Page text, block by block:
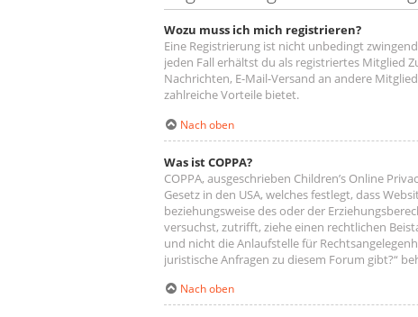
Wozu muss ich mich registrieren?
Eine Registrierung ist nicht unbedingt
jeden Fall erhältst du als registriertes Mitglied
Nachrichten, E-Mail-Versand an andere
zahlreiche Vorteile bietet.
Nach oben
Was ist COPPA?
COPPA, ausgeschrieben Children’s Online
Gesetz in den USA, welches festlegt, dass
beziehungsweise des oder der
versuchst, zutrifft, ziehe einen rechtlichen
und nicht die Anlaufstelle für
juristische Anfragen zu diesem Forum gibt?“
Nach oben